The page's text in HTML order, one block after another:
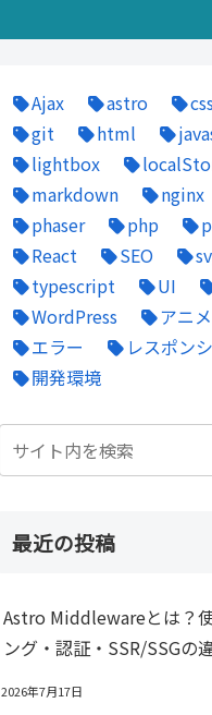
Ajax astro css
git
html
lightbox
markdown
nginx
phaser
php
React
SEO
typescript
UI
WordPress
アニ
エラー
レスポン
開発環境
最近の投稿
Astro Middlewareとは？
ング・認証・SSR/SSGの
2026年7月17日